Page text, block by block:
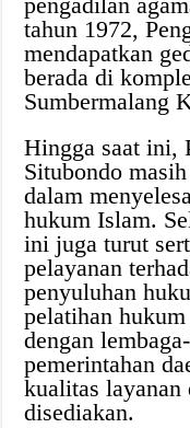
tahun 1972,
mendapatkan
berada di
Sumbermalang
Hingga saat ini,
Situbondo
dalam
hukum Islam.
ini juga turut
pelayanan
penyuluhan
pelatihan
dengan
pemerintahan
kualitas layanan
disediakan.